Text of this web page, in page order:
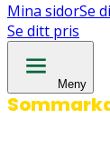
Mina sidorSe
Se ditt pris
Meny